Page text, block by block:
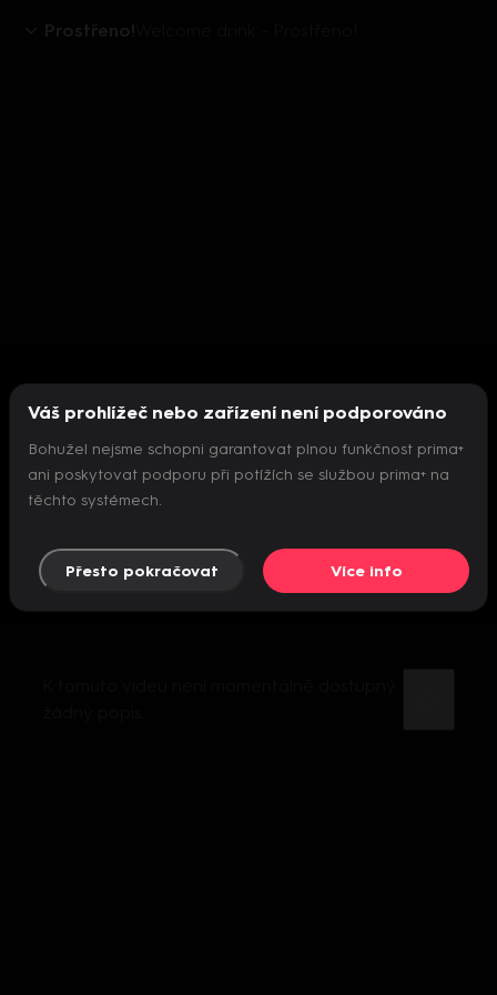
Prostřeno!
Nepodařilo se inicializovat přehrávač
Váš prohlížeč nebo zařízení není podporováno
Bohužel nejsme schopni garantovat plnou funkčnost prima+
ani poskytovat podporu při potížích se službou prima+ na
těchto systémech.
Přesto pokračovat Více info